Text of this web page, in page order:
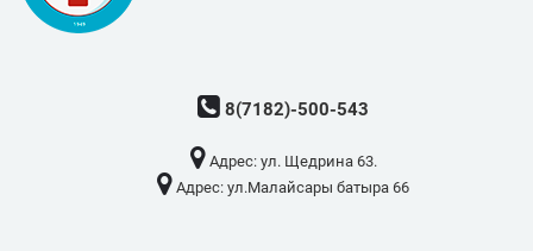
8(7182)-500-543
Адрес: ​ул. Щедрина 63.
Адрес: ​ул.Малайсары батыра 66